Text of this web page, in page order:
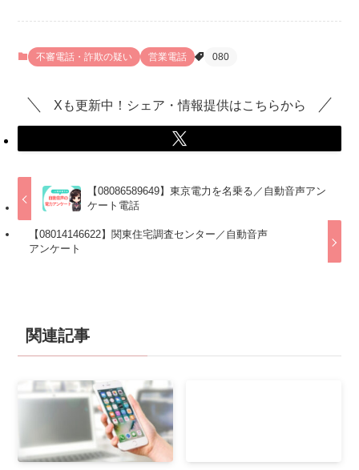
不審電話・詐欺の疑い 営業電話 080
Xも更新中！シェア・情報提供はこちらから
【08086589649】東京電力を名乗る／自動音声アン
ケート電話
【08014146622】関東住宅調査センター／自動音声
アンケート
関連記事